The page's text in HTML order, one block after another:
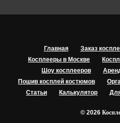
Главная Заказ
Косплееры в Москве
Шоу косплееров
Пошив косплей костюмов
Статьи
Калькулятор
© 2026